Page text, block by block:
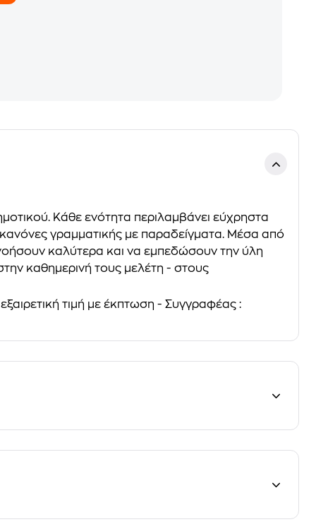
Κάθε ενότητα περιλαμβάνει εύχρηστα
γραμματικής με παραδείγματα. Μέσα από
καλύτερα και να εμπεδώσουν την ύλη
καθημερινή τους μελέτη - στους
τιμή με έκπτωση - Συγγραφέας :